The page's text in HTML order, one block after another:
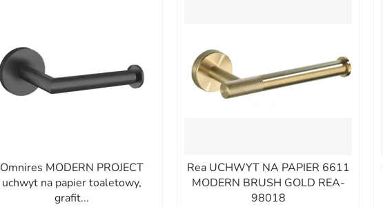
Omnires MODERN PROJECT
uchwyt na papier toaletowy,
grafit...
Rea UCHWYT NA PAPIER 6611
MODERN BRUSH GOLD REA-
98018